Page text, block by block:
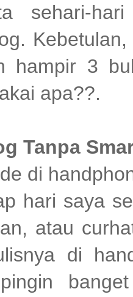
sehari-hari
hampir 3
apa??.
Tanpa
di
hari saya
atau
di